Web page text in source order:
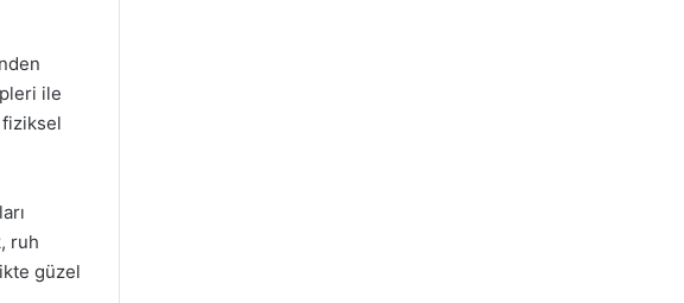
ile
ruh
güzel